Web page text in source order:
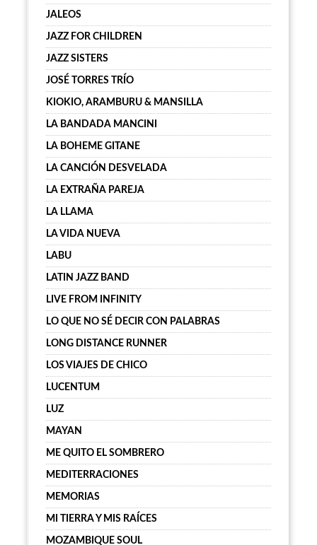
JALEOS
JAZZ FOR CHILDREN
JAZZ SISTERS
JOSÉ TORRES TRÍO
KIOKIO, ARAMBURU & MANSILLA
LA BANDADA MANCINI
LA BOHEME GITANE
LA CANCIÓN DESVELADA
LA EXTRAÑA PAREJA
LA LLAMA
LA VIDA NUEVA
LABU
LATIN JAZZ BAND
LIVE FROM INFINITY
LO QUE NO SÉ DECIR CON PALABRAS
LONG DISTANCE RUNNER
LOS VIAJES DE CHICO
LUCENTUM
LUZ
MAYAN
ME QUITO EL SOMBRERO
MEDITERRACIONES
MEMORIAS
MI TIERRA Y MIS RAÍCES
MOZAMBIQUE SOUL